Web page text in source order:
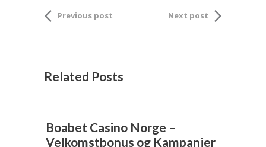
Previous post Next post
Related Posts
Boabet Casino Norge –
Velkomstbonus og Kampanjer